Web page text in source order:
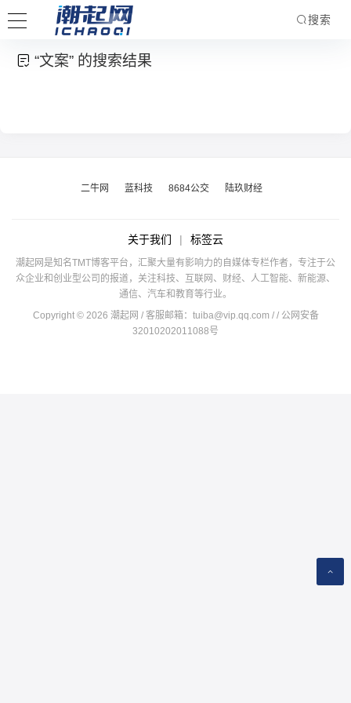
搜索
“文案” 的搜索结果
二牛网 蓝科技 8684公交 陆玖财经
关于我们 | 标签云
潮起网是知名TMT博客平台，汇聚大量有影响力的自媒体专栏作者，专注于公
众企业和创业型公司的报道，关注科技、互联网、财经、人工智能、新能源、
通信、汽车和教育等行业。
Copyright © 2026 潮起网 / 客服邮箱： tuiba@vip.qq.com / / 公网安备
32010202011088号